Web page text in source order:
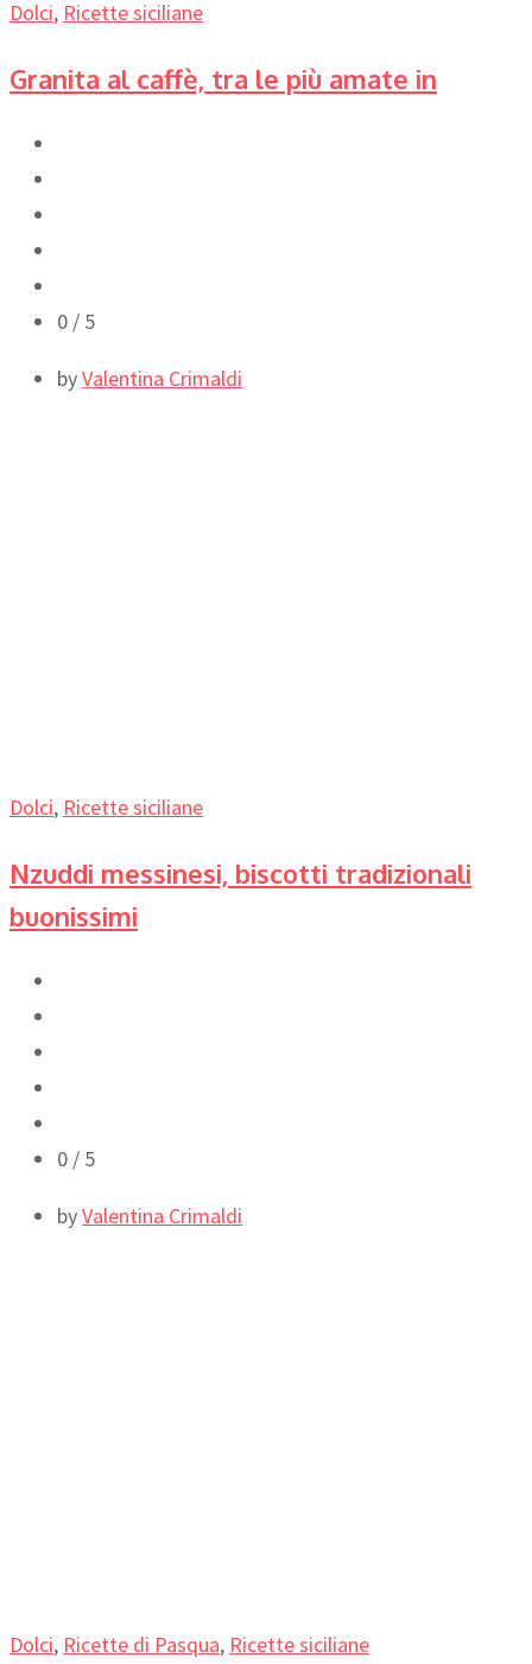
Dolci, Ricette siciliane
Granita al caffè, tra le più amate in
0 / 5
byValentina Crimaldi
Dolci, Ricette siciliane
Nzuddi messinesi, biscotti tradizionali
buonissimi
0 / 5
byValentina Crimaldi
Dolci, Ricette di Pasqua, Ricette siciliane